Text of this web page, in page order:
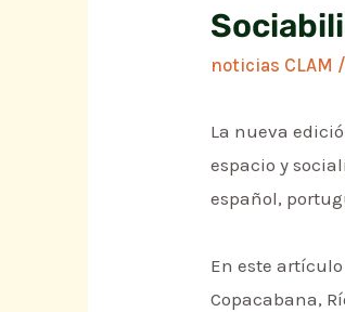
noticias CLAM
La nueva
espacio y
español,
En este
Copacabana,